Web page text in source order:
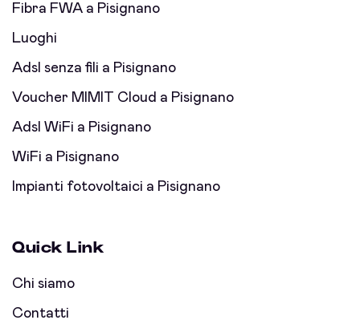
Fibra FWA a Pisignano
Luoghi
Adsl senza fili a Pisignano
Voucher MIMIT Cloud a Pisignano
Adsl WiFi a Pisignano
WiFi a Pisignano
Impianti fotovoltaici a Pisignano
Quick Link
Chi siamo
Contatti